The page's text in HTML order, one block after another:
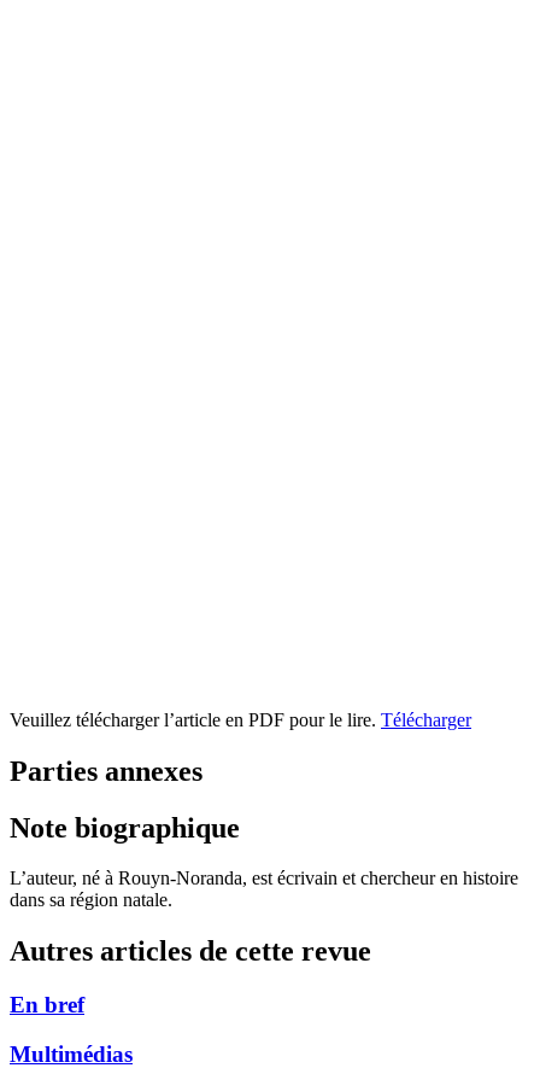
Veuillez télécharger l’article en PDF pour le lire. Télécharger
Parties annexes
Note biographique
L’auteur, né à Rouyn-Noranda, est écrivain et chercheur en histoire
dans sa région natale.
Autres articles de cette revue
En bref
Multimédias